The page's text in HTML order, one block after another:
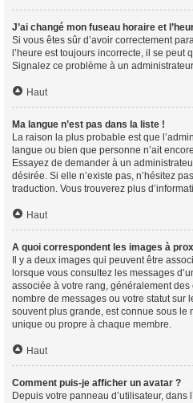
J’ai changé mon fuseau horaire et
Si vous êtes sûr d’avoir correctement
l’heure est toujours incorrecte, il se peut
Signalez ce problème à un
Haut
Ma langue n’est pas dans la liste !
La raison la plus probable est que
langue ou bien que personne n’ait
Essayez de demander à un
désirée. Si elle n’existe pas, n’hésitez
traduction. Vous trouverez plus
Haut
A quoi correspondent les images à
Il y a deux images qui peuvent être
lorsque vous consultez les messages
associée à votre rang, généralement
nombre de messages ou votre statut sur
souvent plus grande, est connue sous le
unique ou propre à chaque membre.
Haut
Comment puis-je afficher un avatar ?
Depuis votre panneau d’utilisateur, dans